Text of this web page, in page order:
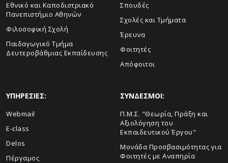
Εθνικό και Καποδιστριακό
Πανεπιστήμιο Αθηνών
Φιλοσοφική Σχολή
Παιδαγωγικό Τμήμα
Δευτεροβάθμιας Εκπαίδευσης
Σπουδές
Σχολές και Τμήματα
Έρευνα
Φοιτητές
Απόφοιτοι
ΥΠΗΡΕΣΙΕΣ:
Webmail
E-class
Delos
Πέργαμος
ΣΥΝΔΕΣΜΟΙ:
Π.Μ.Σ. "Θεωρία, Πράξη και
Αξιολόγηση του
Εκπαιδευτικού Έργου"
Μονάδα Προσβασιμότητας για
Φοιτητές με Αναπηρία